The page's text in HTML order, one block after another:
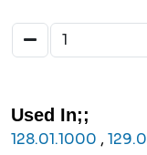
Used In;;
128.01.1000 ,